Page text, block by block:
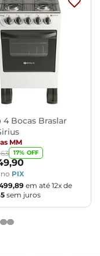
devidamente
momento da
normalmente
imprevistos
4 Bocas Braslar
MM
63 17% OFF
,90
no PIX
,89 em até 12x de
sem juros